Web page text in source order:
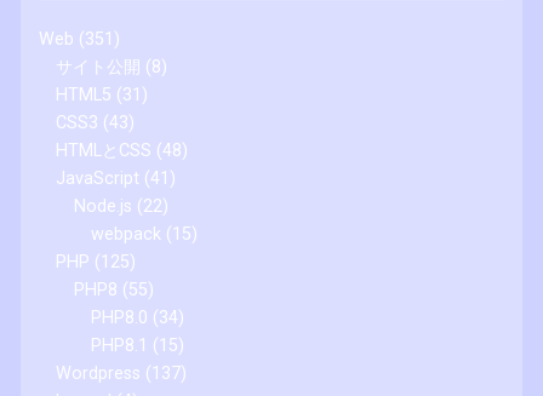
Web (351)
サイト公開
(8)
HTML5 (31)
CSS3 (43)
HTMLとCSS (48)
JavaScript (41)
Node.js (22)
webpack (15)
PHP (125)
PHP8 (55)
PHP8.0 (34)
PHP8.1 (15)
Wordpress (137)